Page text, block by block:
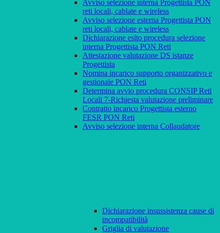
Avviso selezione interna Progettista PON
reti locali, cablate e wireless
Avviso selezione esterna Progettista PON
reti locali, cablate e wireless
Dichiarazione esito procedura selezione
interna Progettista PON Reti
Attestazione valutazione DS istanze
Progettista
Nomina incarico supporto organizzativo e
gestionale PON Reti
Determina avvio procedura CONSIP Reti
Locali 7-Richiesta valutazione preliminare
Contratto incarico Progettista esterno
FESR PON Reti
Avviso selezione interna Collaudatore
Dichiarazione insussistenza cause di
incompatibilità
Griglia di valutazione